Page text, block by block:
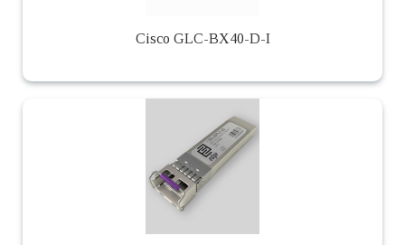
Cisco GLC-BX40-D-I